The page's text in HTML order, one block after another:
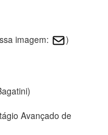
imagem:
)
Avançado de